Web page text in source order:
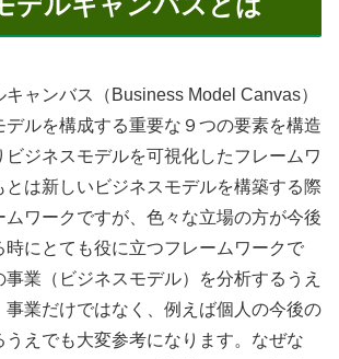
ャンバス（Business Model Canvas）
デルを構成する重要な９つの要素を構造
ジネスモデルを可視化したフレームワ
とは新しいビジネスモデルを構築する際
ムワークですが、色々な立場の方が今後
時にとても役に立つフレームワークで
業（ビジネスモデル）を分析するうえ
事業だけではなく、例えば個人の今後の
うえでも大変参考になります。なぜな